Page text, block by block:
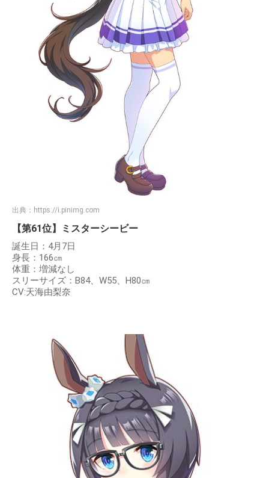
出典： https://i.pinimg.com
【第61位】ミスターシービー
誕生日：4月7日
身長：166㎝
体重：増減なし
スリーサイズ：B84、W55、H80㎝
CV:天海由梨奈